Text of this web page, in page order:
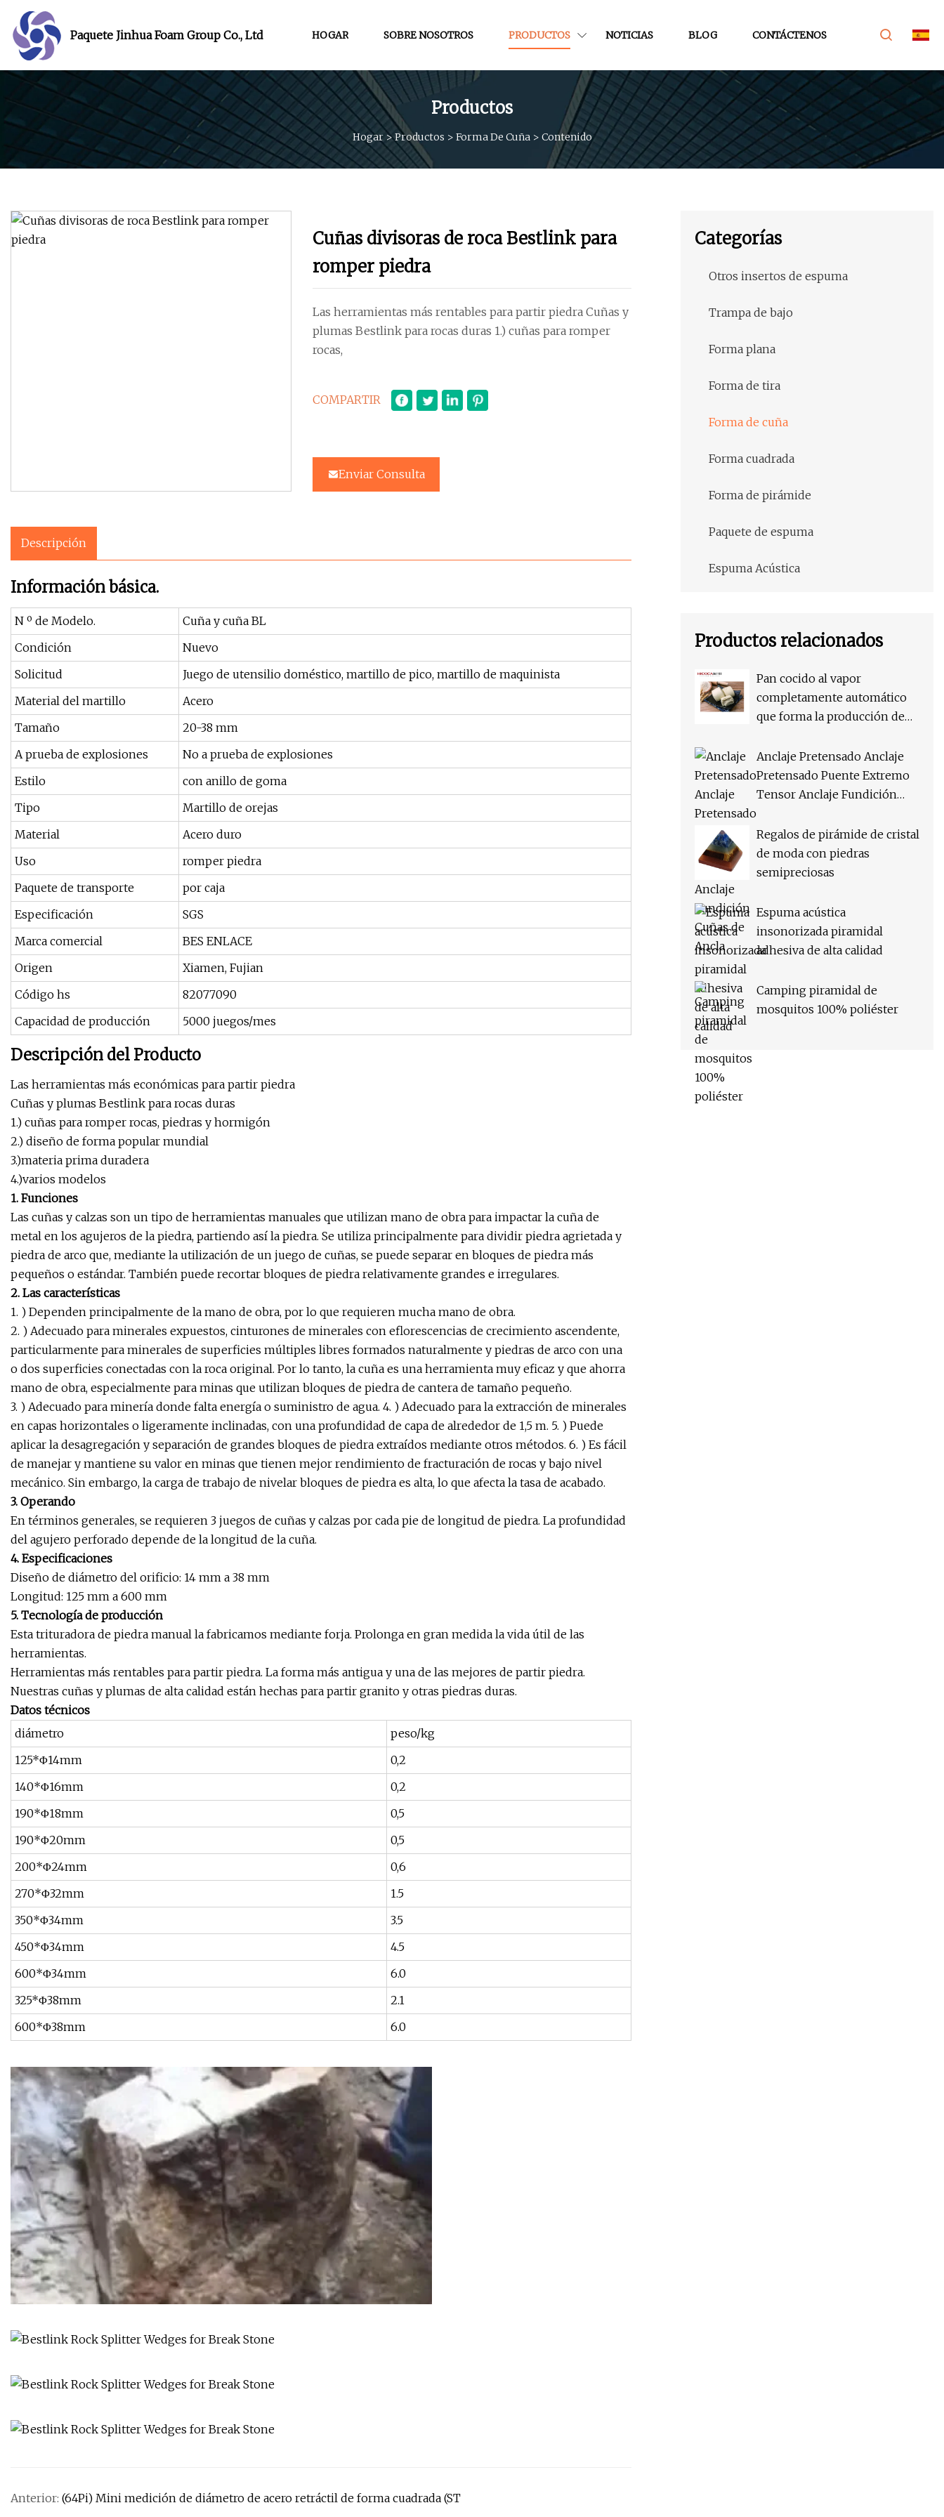
Paquete Jinhua Foam Group Co., Ltd HOGAR SOBRE NOSOTROS PRODUCTOS NOTICIAS BLOG CONTÁCTENOS
Productos
Hogar>Productos > Forma De Cuña > Contenido
Cuñas divisoras de roca Bestlink para
romper piedra
Las herramientas más rentables para partir piedra Cuñas y
plumas Bestlink para rocas duras 1.) cuñas para romper
rocas,
COMPARTIR
Enviar Consulta
Descripción
Información básica.
N º de Modelo.
Cuña y cuña BL
Condición
Nuevo
Solicitud
Juego de utensilio doméstico, martillo de pico, martillo de maquinista
Material del martillo
Acero
Tamaño
20-38 mm
A prueba de explosiones
No a prueba de explosiones
Estilo
con anillo de goma
Tipo
Martillo de orejas
Material
Acero duro
Uso
romper piedra
Paquete de transporte
por caja
Especificación
SGS
Marca comercial
BES ENLACE
Origen
Xiamen, Fujian
Código hs
82077090
Capacidad de producción
5000 juegos/mes
Descripción del Producto
Las herramientas más económicas para partir piedra
Cuñas y plumas Bestlink para rocas duras
1.) cuñas para romper rocas, piedras y hormigón
2.) diseño de forma popular mundial
3.)materia prima duradera
4.)varios modelos
1. Funciones
Las cuñas y calzas son un tipo de herramientas manuales que utilizan mano de obra para impactar la cuña de
metal en los agujeros de la piedra, partiendo así la piedra. Se utiliza principalmente para dividir piedra agrietada y
piedra de arco que, mediante la utilización de un juego de cuñas, se puede separar en bloques de piedra más
pequeños o estándar. También puede recortar bloques de piedra relativamente grandes e irregulares.
2. Las características
1. ) Dependen principalmente de la mano de obra, por lo que requieren mucha mano de obra.
2. ) Adecuado para minerales expuestos, cinturones de minerales con eflorescencias de crecimiento ascendente,
particularmente para minerales de superficies múltiples libres formados naturalmente y piedras de arco con una
o dos superficies conectadas con la roca original. Por lo tanto, la cuña es una herramienta muy eficaz y que ahorra
mano de obra, especialmente para minas que utilizan bloques de piedra de cantera de tamaño pequeño.
3. ) Adecuado para minería donde falta energía o suministro de agua. 4. ) Adecuado para la extracción de minerales
en capas horizontales o ligeramente inclinadas, con una profundidad de capa de alrededor de 1,5 m. 5. ) Puede
aplicar la desagregación y separación de grandes bloques de piedra extraídos mediante otros métodos. 6. ) Es fácil
de manejar y mantiene su valor en minas que tienen mejor rendimiento de fracturación de rocas y bajo nivel
mecánico. Sin embargo, la carga de trabajo de nivelar bloques de piedra es alta, lo que afecta la tasa de acabado.
3. Operando
En términos generales, se requieren 3 juegos de cuñas y calzas por cada pie de longitud de piedra. La profundidad
del agujero perforado depende de la longitud de la cuña.
4. Especificaciones
Diseño de diámetro del orificio: 14 mm a 38 mm
Longitud: 125 mm a 600 mm
5. Tecnología de producción
Esta trituradora de piedra manual la fabricamos mediante forja. Prolonga en gran medida la vida útil de las
herramientas.
Herramientas más rentables para partir piedra. La forma más antigua y una de las mejores de partir piedra.
Nuestras cuñas y plumas de alta calidad están hechas para partir granito y otras piedras duras.
Datos técnicos
diámetro
peso/kg
125*Φ14mm
0,2
140*Φ16mm
0,2
190*Φ18mm
0,5
190*Φ20mm
0,5
200*Φ24mm
0,6
270*Φ32mm
1.5
350*Φ34mm
3.5
450*Φ34mm
4.5
600*Φ34mm
6.0
325*Φ38mm
2.1
600*Φ38mm
6.0
Anterior: (64Pi) Mini medición de diámetro de acero retráctil de forma cuadrada (ST
Categorías
Otros insertos de espuma
Trampa de bajo
Forma plana
Forma de tira
Forma de cuña
Forma cuadrada
Forma de pirámide
Paquete de espuma
Espuma Acústica
Productos relacionados
Pan cocido al vapor
completamente automático
que forma la producción de
Anclaje Pretensado Anclaje
Pretensado Puente Extremo
Tensor Anclaje Fundición
Regalos de pirámide de cristal
de moda con piedras
semipreciosas
Espuma acústica
insonorizada piramidal
adhesiva de alta calidad
Camping piramidal de
mosquitos 100% poliéster